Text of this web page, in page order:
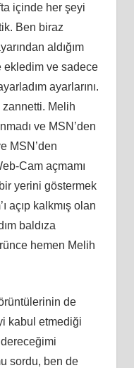
içinde her şeyi
Ben biraz
aldığım
ekledim ve sadece
ayarlarını.
zannetti. Melih
ve MSN’den
MSN’den
Cam açmamı
yerini göstermek
açıp kalkmış olan
baldıza
hemen Melih
de
kabul etmediği
sordu, ben de